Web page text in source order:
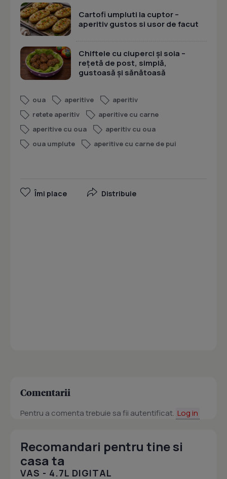
Cartofi umpluti la cuptor –
aperitiv gustos si usor de facut
Chiftele cu ciuperci și soia –
rețetă de post, simplă,
gustoasă și sănătoasă
oua aperitive
aperitiv
retete aperitiv
aperitive cu carne
aperitive cu oua
aperitiv cu oua
oua umplute
aperitive cu carne de pui
Îmi place Distribuie
Comentarii
Pentru a comenta trebuie sa fii autentificat. Log in
Recomandari pentru tine si
casa ta
VAS - 4.7L DIGITAL